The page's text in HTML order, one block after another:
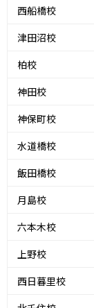
西船橋校
津田沼校
柏校
神田校
神保町校
水道橋校
飯田橋校
月島校
六本木校
上野校
西日暮里校